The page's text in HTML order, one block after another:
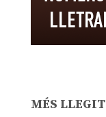
MÉS LLEGIT